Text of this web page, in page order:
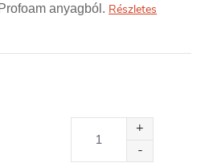
anyagból. Részletes